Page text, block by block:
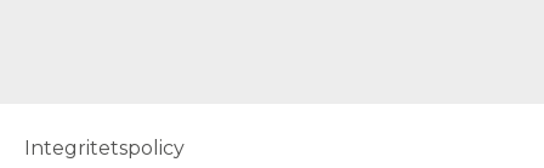
Integritetspolicy